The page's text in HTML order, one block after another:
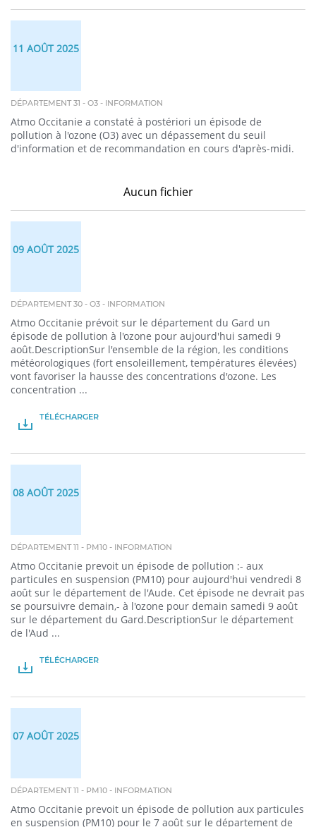
11 AOÛT 2025
DÉPARTEMENT 31 - O3 - INFORMATION
Atmo Occitanie a constaté à postériori un épisode de
pollution à l'ozone (O3) avec un dépassement du seuil
d'information et de recommandation en cours d'après-midi.
Aucun fichier
09 AOÛT 2025
DÉPARTEMENT 30 - O3 - INFORMATION
Atmo Occitanie prévoit sur le département du Gard un
épisode de pollution à l'ozone pour aujourd'hui samedi 9
août.DescriptionSur l'ensemble de la région, les conditions
météorologiques (fort ensoleillement, températures élevées)
vont favoriser la hausse des concentrations d'ozone. Les
concentration ...
TÉLÉCHARGER
08 AOÛT 2025
DÉPARTEMENT 11 - PM10 - INFORMATION
Atmo Occitanie prevoit un épisode de pollution :- aux
particules en suspension (PM10) pour aujourd'hui vendredi 8
août sur le département de l'Aude. Cet épisode ne devrait pas
se poursuivre demain,- à l'ozone pour demain samedi 9 août
sur le département du Gard.DescriptionSur le département
de l'Aud ...
TÉLÉCHARGER
07 AOÛT 2025
DÉPARTEMENT 11 - PM10 - INFORMATION
Atmo Occitanie prevoit un épisode de pollution aux particules
en suspension (PM10) pour le 7 août sur le département de